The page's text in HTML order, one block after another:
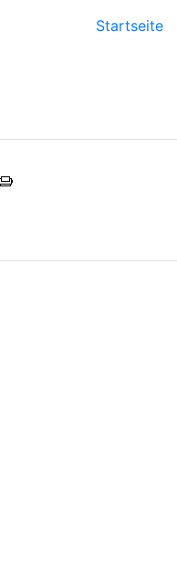
Startseite